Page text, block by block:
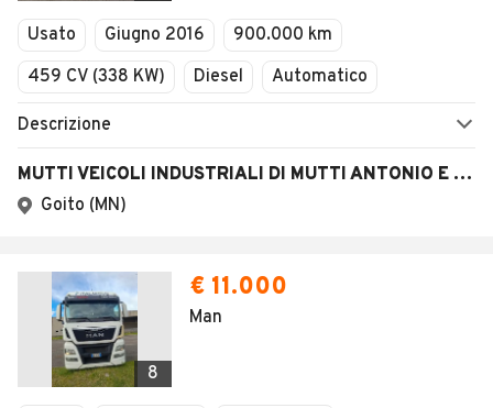
Usato Giugno 2016
900.000 km
459 CV (338 KW)
Diesel Automatico
Descrizione
MUTTI VEICOLI INDUSTRIALI DI MUTTI ANTONIO E STEFANO S.N.C.
Goito (MN)
8
€ 11.000
Man